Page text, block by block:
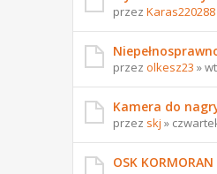
przez Karas220288
przez olkesz23 »
Kamera do
przez skj »
OSK